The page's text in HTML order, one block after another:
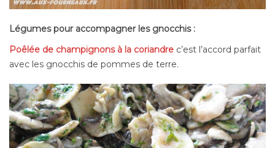
Légumes pour accompagner les gnocchis :
Poêlée de champignons à la coriandre c’est l’accord parfait
avec les gnocchis de pommes de terre.